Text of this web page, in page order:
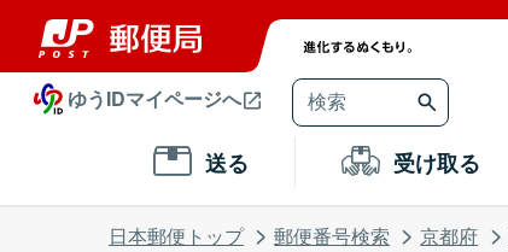
ゆうIDマイページへ
送る 受け取る
日本郵便トップ 郵便番号検索 京都府